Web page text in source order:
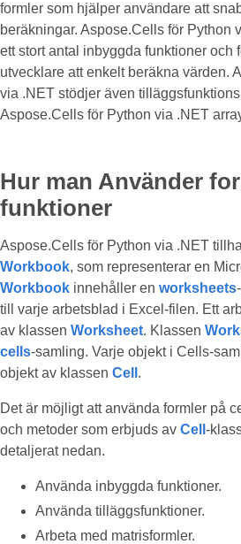
formler som hjälper användare att
beräkningar. Aspose.Cells för Python
ett stort antal inbyggda funktioner och
utvecklare att enkelt beräkna värden.
via .NET stödjer även
Aspose.Cells för Python via .NET
Hur man Använder
funktioner
Aspose.Cells för Python via .NET
Workbook, som representerar en
Workbook innehåller en worksheets
till varje arbetsblad i Excel-filen. Ett
av klassen Worksheet. Klassen
cells-samling. Varje objekt i Cells-
objekt av klassen Cell .
Det är möjligt att använda formler på
och metoder som erbjuds av Cell -
detaljerat nedan.
Använda inbyggda funktioner.
Använda tilläggsfunktioner.
Arbeta med matrisformler.